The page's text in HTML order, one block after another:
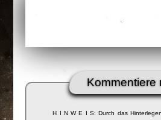
Kommentiere
H I N W E I S: Durch das